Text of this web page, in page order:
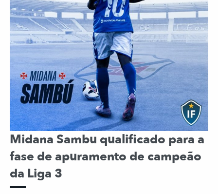
Midana Sambu qualificado para a
fase de apuramento de campeão
da Liga 3